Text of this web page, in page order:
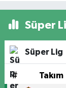
Süper
Süper Lig
# Takım